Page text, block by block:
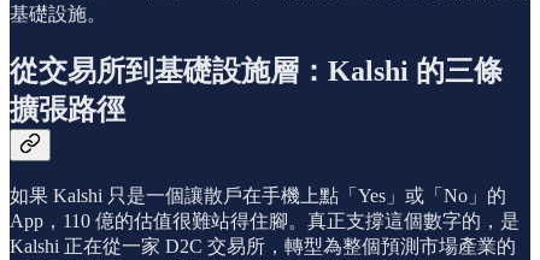
基礎設施。
從交易所到基礎設施層：Kalshi 的三條
擴張路徑
如果 Kalshi 只是一個讓散戶在手機上點「Yes」或「No」的
App，110 億的估值很難站得住腳。真正支撐這個數字的，是
Kalshi 正在從一家 D2C 交易所，轉型為整個預測市場產業的